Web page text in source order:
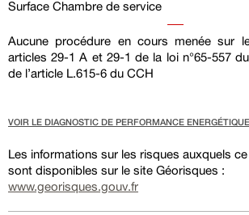
Surface Chambre de service
Aucune procédure en cours menée sur
articles 29-1 A et 29-1 de la loi n°65-557
de l’article L.615-6 du CCH
VOIR LE DIAGNOSTIC DE PERFORMANCE ENERGÉTIQUE
Les informations sur les risques auxquels
sont disponibles sur le site Géorisques :
www.georisques.gouv.fr